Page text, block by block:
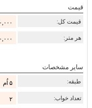
قیمت
قیمت کل:
هر متر:
سایر مشخصات
طبقه: ۵ اُم
تعداد خواب: ۲